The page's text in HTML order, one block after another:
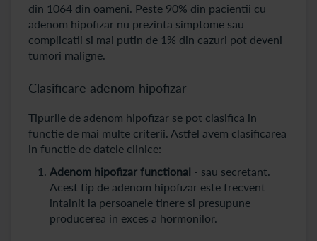
din 1064 din oameni. Peste 90% din pacientii cu
adenom hipofizar nu prezinta simptome sau
complicatii si mai putin de 1% din cazuri pot deveni
tumori maligne.
Clasificare adenom hipofizar
Tipurile de adenom hipofizar se pot clasifica in
functie de mai multe criterii. Astfel avem clasificarea
in functie de datele clinice:
Adenom hipofizar functional - sau secretant.
Acest tip de adenom hipofizar este frecvent
intalnit la persoanele tinere si presupune
producerea in exces a hormonilor.